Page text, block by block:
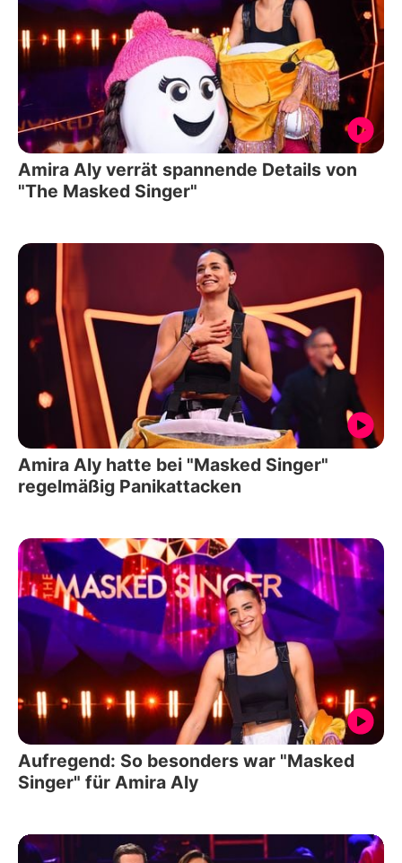
Amira Aly verrät spannende Details von
"The Masked Singer"
Amira Aly hatte bei "Masked Singer"
regelmäßig Panikattacken
Aufregend: So besonders war "Masked
Singer" für Amira Aly